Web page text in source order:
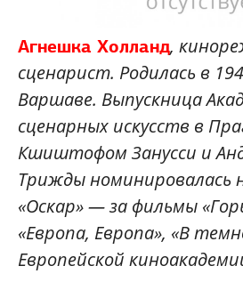
Агнешка Холланд,
сценарист. Родилась в
Варшаве. Выпускница
сценарных искусств в
Кшиштофом Занусси и
Трижды номинировалась
«Оскар» — за фильмы
«Европа, Европа», «В
Европейской